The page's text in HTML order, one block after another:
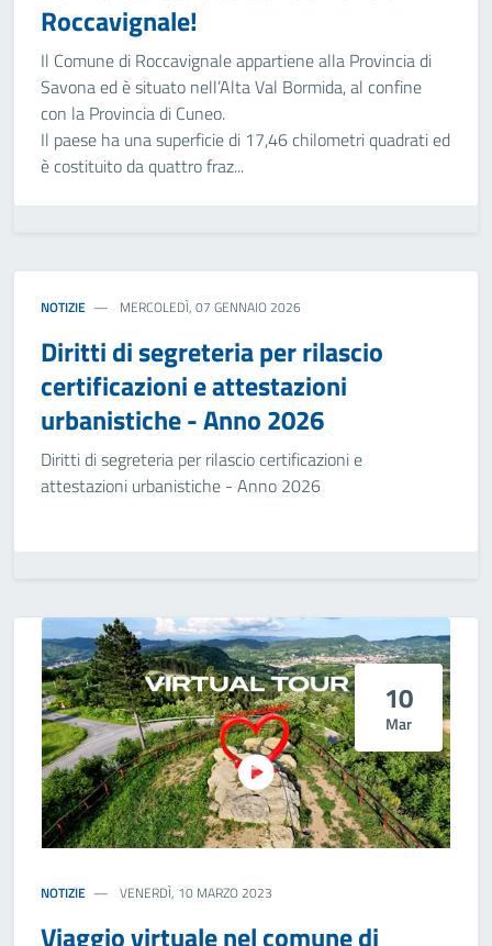
Roccavignale!
Il Comune di Roccavignale appartiene alla Provincia di
Savona ed è situato nell’Alta Val Bormida, al confine
con la Provincia di Cuneo.
Il paese ha una superficie di 17,46 chilometri quadrati ed
è costituito da quattro fraz...
NOTIZIE MERCOLEDÌ, 07 GENNAIO 2026
Diritti di segreteria per rilascio
certificazioni e attestazioni
urbanistiche - Anno 2026
Diritti di segreteria per rilascio certificazioni e
attestazioni urbanistiche - Anno 2026
10
Mar
NOTIZIE VENERDÌ, 10 MARZO 2023
Viaggio virtuale nel comune di